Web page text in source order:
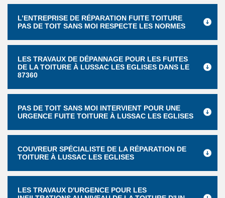
L’ENTREPRISE DE RÉPARATION FUITE TOITURE
PAS DE TOIT SANS MOI RESPECTE LES NORMES
LES TRAVAUX DE DÉPANNAGE POUR LES FUITES
DE LA TOITURE À LUSSAC LES EGLISES DANS LE
87360
PAS DE TOIT SANS MOI INTERVIENT POUR UNE
URGENCE FUITE TOITURE À LUSSAC LES EGLISES
COUVREUR SPÉCIALISTE DE LA RÉPARATION DE
TOITURE À LUSSAC LES EGLISES
LES TRAVAUX D'URGENCE POUR LES